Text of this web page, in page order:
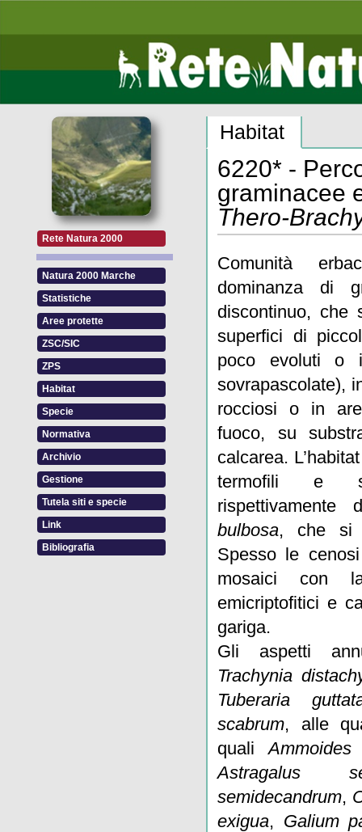
Rete Natura 2000
Natura 2000 Marche
Statistiche
Aree protette
ZSC/SIC
ZPS
Habitat
Specie
Normativa
Archivio
Gestione
Tutela siti e specie
Link
Bibliografia
Habitat
6220* -
graminacee
Thero-
Comunità
dominanza di
discontinuo, che
superfici di
poco evoluti o
sovrapascolate),
rocciosi o in
fuoco, su
calcarea.
termofili e
bulbosa, che si
Spesso le
mosaici con
emicriptofitici e
gariga.
Gli aspetti
Trachynia
Tuberaria
scabrum, alle
qualiAmmoides
Astragalus
semidecandrum,
exigua, Galium